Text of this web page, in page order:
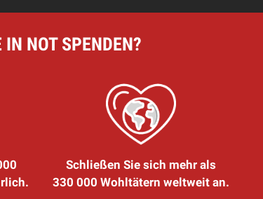
IN NOT SPENDEN?
Schließen Sie sich mehr als
330 000 Wohltätern weltweit an.